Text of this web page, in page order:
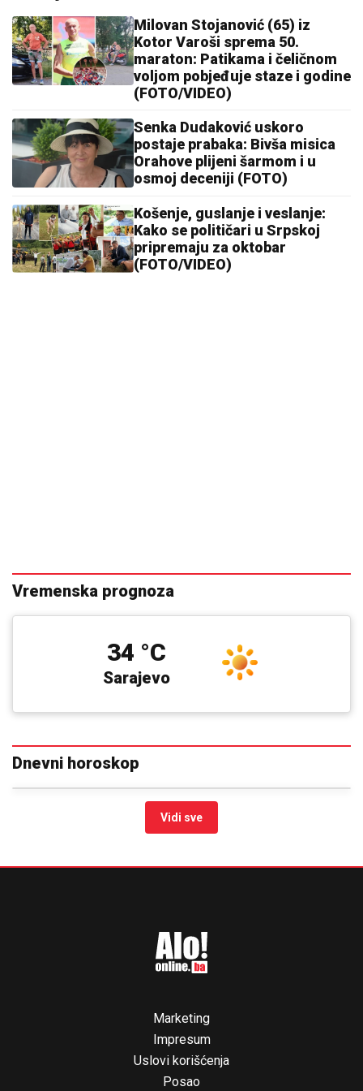
Milovan Stojanović (65) iz
Kotor Varoši sprema 50.
maraton: Patikama i čeličnom
voljom pobjeđuje staze i godine
(FOTO/VIDEO)
Senka Dudaković uskoro
postaje prabaka: Bivša misica
Orahove plijeni šarmom i u
osmoj deceniji (FOTO)
Košenje, guslanje i veslanje:
Kako se političari u Srpskoj
pripremaju za oktobar
(FOTO/VIDEO)
Vremenska prognoza
Sarajevo
34 °C
Dnevni horoskop
Vidi sve
Marketing
Impresum
Uslovi korišćenja
Posao